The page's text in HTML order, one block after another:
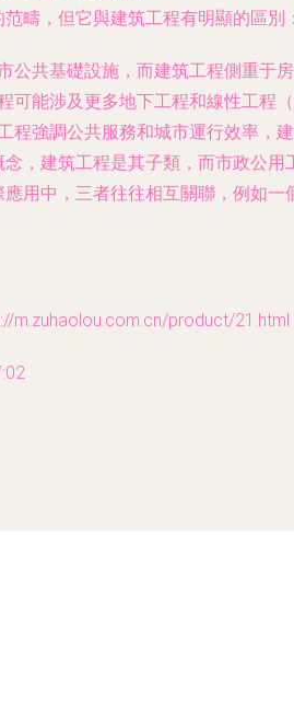
疇，但它與建筑工程有明顯的區別
公共基礎設施，而建筑工程側重于房
可能涉及更多地下工程和線性工程
程強調公共服務和城市運行效率，
，建筑工程是其子類，而市政公
用中，三者往往相互關聯，例如
m.zuhaolou.com.cn/product/21.html